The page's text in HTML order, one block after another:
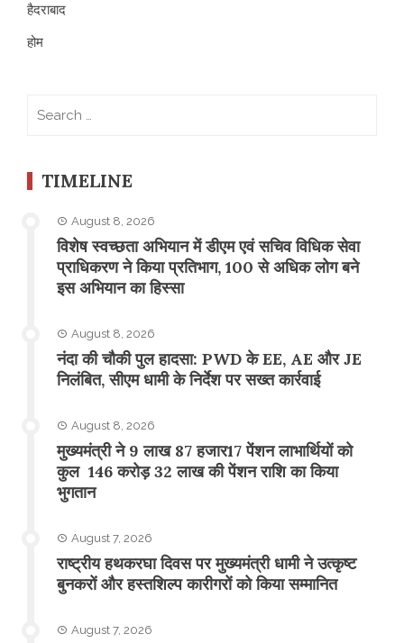
हैदराबाद
होम
TIMELINE
August 8, 2026
विशेष स्वच्छता अभियान में डीएम एवं सचिव विधिक सेवा
प्राधिकरण ने किया प्रतिभाग, 100 से अधिक लोग बने
इस अभियान का हिस्सा
August 8, 2026
नंदा की चौकी पुल हादसा: PWD के EE, AE और JE
निलंबित, सीएम धामी के निर्देश पर सख्त कार्रवाई
August 8, 2026
मुख्यमंत्री ने 9 लाख 87 हजार17 पेंशन लाभार्थियों को
कुल 146 करोड़ 32 लाख की पेंशन राशि का किया
भुगतान
August 7, 2026
राष्ट्रीय हथकरघा दिवस पर मुख्यमंत्री धामी ने उत्कृष्ट
बुनकरों और हस्तशिल्प कारीगरों को किया सम्मानित
August 7, 2026